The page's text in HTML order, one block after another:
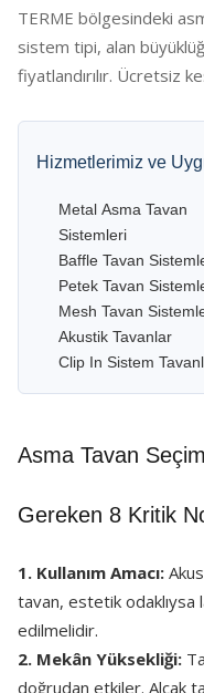
TERME bölgesindeki
sistem tipi, alan
fiyatlandırılır. Ücretsiz
Hizmetlerimiz ve
Metal Asma Tavan
Sistemleri
Baffle Tavan
Petek Tavan
Mesh Tavan
Akustik Tavanlar
Clip In Sistem
Asma Tavan
Gereken 8 Kritik
1. Kullanım Amacı:
tavan, estetik
edilmelidir.
2. Mekân Yüksekliği:
doğrudan etkiler. Alçak